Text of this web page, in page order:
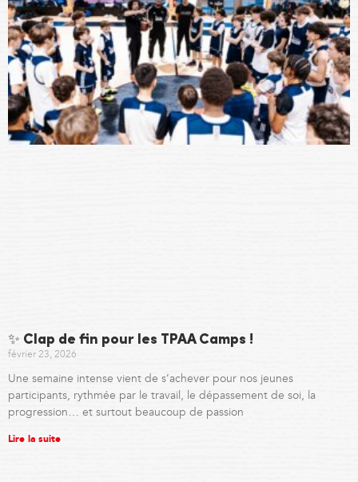
✨ Clap de fin pour les TPAA Camps !
février 23, 2026
Une semaine intense vient de s’achever pour nos jeunes
participants, rythmée par le travail, le dépassement de soi, la
progression… et surtout beaucoup de passion
Lire la suite